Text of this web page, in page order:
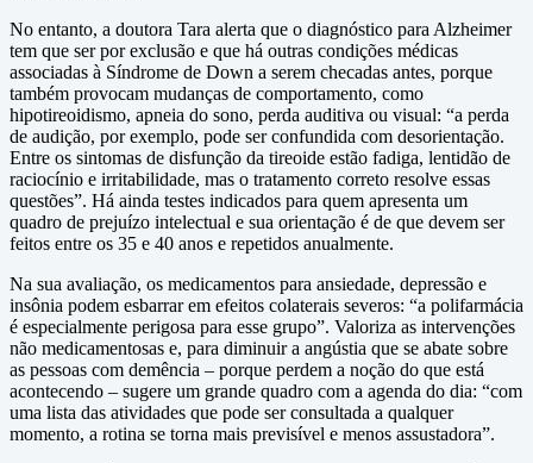
No entanto, a doutora Tara alerta que o diagnóstico para Alzheimer
tem que ser por exclusão e que há outras condições médicas
associadas à Síndrome de Down a serem checadas antes, porque
também provocam mudanças de comportamento, como
hipotireoidismo, apneia do sono, perda auditiva ou visual: “a perda
de audição, por exemplo, pode ser confundida com desorientação.
Entre os sintomas de disfunção da tireoide estão fadiga, lentidão de
raciocínio e irritabilidade, mas o tratamento correto resolve essas
questões”. Há ainda testes indicados para quem apresenta um
quadro de prejuízo intelectual e sua orientação é de que devem ser
feitos entre os 35 e 40 anos e repetidos anualmente.
Na sua avaliação, os medicamentos para ansiedade, depressão e
insônia podem esbarrar em efeitos colaterais severos: “a polifarmácia
é especialmente perigosa para esse grupo”. Valoriza as intervenções
não medicamentosas e, para diminuir a angústia que se abate sobre
as pessoas com demência – porque perdem a noção do que está
acontecendo – sugere um grande quadro com a agenda do dia: “com
uma lista das atividades que pode ser consultada a qualquer
momento, a rotina se torna mais previsível e menos assustadora”.